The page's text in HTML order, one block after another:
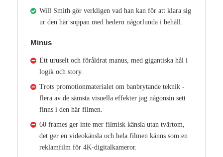
Will Smith gör verkligen vad han kan för att klara sig
ur den här soppan med hedern någorlunda i behåll.
Minus
Ett uruselt och föråldrat manus, med gigantiska hål i
logik och story.
Trots promotionmaterialet om banbrytande teknik -
flera av de sämsta visuella effekter jag någonsin sett
finns i den här filmen.
60 frames ger inte mer filmisk känsla utan tvärtom,
det ger en videokänsla och hela filmen känns som en
reklamfilm för 4K-digitalkameror.